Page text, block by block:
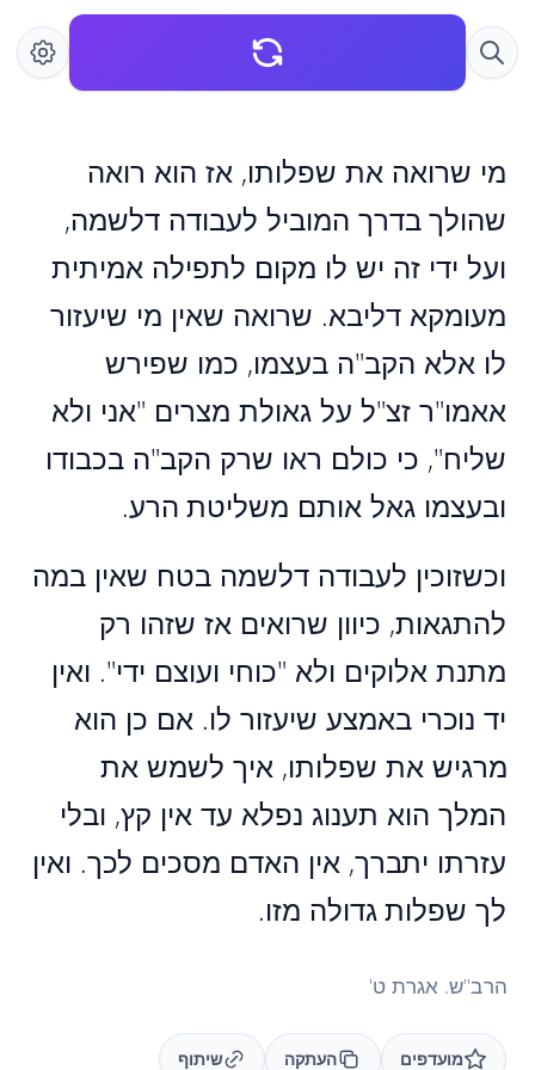
מי שרואה את שפלותו, אז הוא רואה
שהולך בדרך המוביל לעבודה דלשמה,
ועל ידי זה יש לו מקום לתפילה אמיתית
מעומקא דליבא. שרואה שאין מי שיעזור
לו אלא הקב"ה בעצמו, כמו שפירש
אאמו"ר זצ"ל על גאולת מצרים "אני ולא
שליח", כי כולם ראו שרק הקב"ה בכבודו
ובעצמו גאל אותם משליטת הרע.
וכשזוכין לעבודה דלשמה בטח שאין במה
להתגאות, כיוון שרואים אז שזהו רק
מתנת אלוקים ולא "כוחי ועוצם ידי". ואין
יד נוכרי באמצע שיעזור לו. אם כן הוא
מרגיש את שפלותו, איך לשמש את
המלך הוא תענוג נפלא עד אין קץ, ובלי
עזרתו יתברך, אין האדם מסכים לכך. ואין
לך שפלות גדולה מזו.
הרב"ש. אגרת ט'
מועדפים העתקה שיתוף